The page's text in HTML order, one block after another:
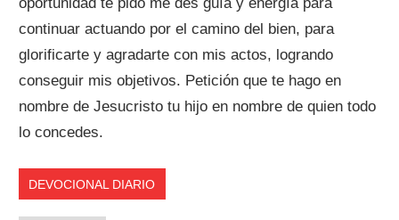
oportunidad te pido me des guía y energía para
continuar actuando por el camino del bien, para
glorificarte y agradarte con mis actos, logrando
conseguir mis objetivos. Petición que te hago en
nombre de Jesucristo tu hijo en nombre de quien todo
lo concedes.
DEVOCIONAL DIARIO